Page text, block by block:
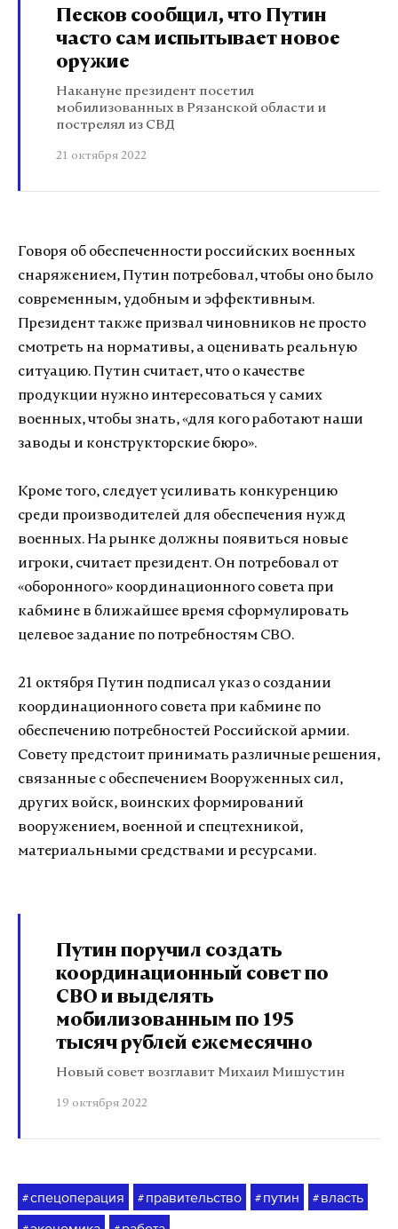
Песков сообщил, что Путин
часто сам испытывает новое
оружие
Накануне президент посетил
мобилизованных в Рязанской области и
пострелял из СВД
21 октября 2022
Говоря об обеспеченности российских военных
снаряжением, Путин потребовал, чтобы оно было
современным, удобным и эффективным.
Президент также призвал чиновников не просто
смотреть на нормативы, а оценивать реальную
ситуацию. Путин считает, что о качестве
продукции нужно интересоваться у самих
военных, чтобы знать, «для кого работают наши
заводы и конструкторские бюро».
Кроме того, следует усиливать конкуренцию
среди производителей для обеспечения нужд
военных. На рынке должны появиться новые
игроки, считает президент. Он потребовал от
«оборонного» координационного совета при
кабмине в ближайшее время сформулировать
целевое задание по потребностям СВО.
21 октября Путин подписал указ о создании
координационного совета при кабмине по
обеспечению потребностей Российской армии.
Совету предстоит принимать различные решения,
связанные с обеспечением Вооруженных сил,
других войск, воинских формирований
вооружением, военной и спецтехникой,
материальными средствами и ресурсами.
Путин поручил создать
координационный совет по
СВО и выделять
мобилизованным по 195
тысяч рублей ежемесячно
Новый совет возглавит Михаил Мишустин
19 октября 2022
#спецоперация # правительство # путин # власть